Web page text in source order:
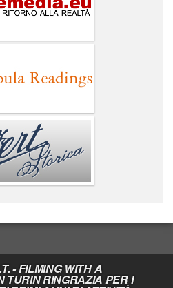
- FILMING WITH A
TURIN RINGRAZIA PER I